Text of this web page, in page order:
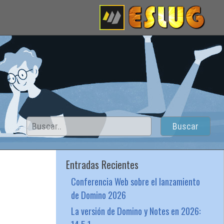
Buscar
Entradas Recientes
Conferencia Web sobre el lanzamiento
de Domino 2026
La versión de Domino y Notes en 2026: